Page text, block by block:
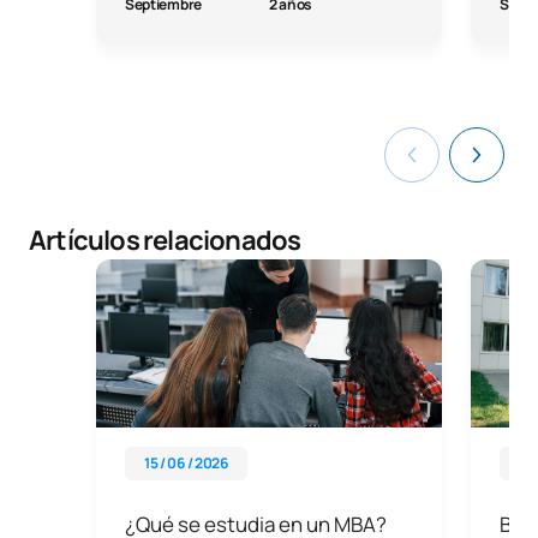
Septiembre 2 años
Artículos relacionados
15 / 06 / 2026
¿Qué se estudia en un MBA?